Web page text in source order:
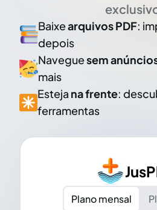
Baixearquivos PDF:
depois
Naveguesem
mais
Esteja na frente:
ferramentas
Plano mensal